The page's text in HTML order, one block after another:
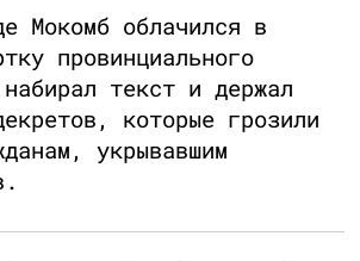
Мокомб облачился в
провинциального
текст и держал
которые грозили
укрывавшим